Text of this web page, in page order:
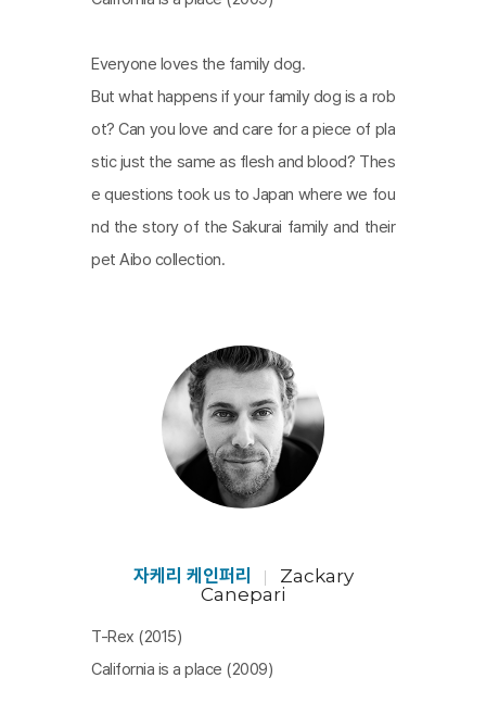
Everyone loves the family dog.
But what happens if your family dog is a rob
ot? Can you love and care for a piece of pla
stic just the same as flesh and blood? Thes
e questions took us to Japan where we fou
nd the story of the Sakurai family and their
pet Aibo collection.
자케리 케인퍼리
Zackary
Canepari
T-Rex (2015)
California is a place (2009)